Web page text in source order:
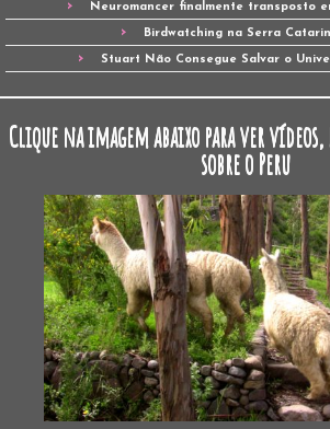
Neuromancer finalmente transposto
Birdwatching na Serra
Stuart Não Consegue Salvar o
Clique na imagem abaixo para ver
sobre o Peru